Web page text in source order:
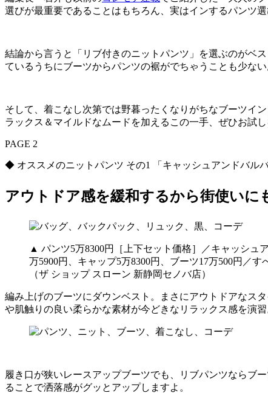
選びが最重要であることはもちろん、実はインするパンツ選
結論から言うと「リブ付きのニットパンツ」を選ぶのがベ
ているうちにブーツからパンツの裾がでちゃうことも少ない
そして、着こなし次第では野暮ったくなりがちなブーツイ
ラックス＆マイルドなムードを加えるこの一手、ぜひお試し
PAGE 2
◆ オススメのニットパンツ その1 「キャッシュアンドバル
アウトドア感を緩和するから街使いに
▲ パンツ5万8300円［上下セット価格］／キャッシュ
万5900円、キャップ5万8300円、ブーツ17万500円／
（ザ ショップ スローン 新静岡セノバ店）
編み上げのブーツにダウンベスト。まさにアウトドアなス
や肌触りの良い柔らかな素材が今どきなリラックス感を演
履き口が狭いレースアップブーツでも、リブパンツならブ
ることで洒落感がグッとアップしますよ。